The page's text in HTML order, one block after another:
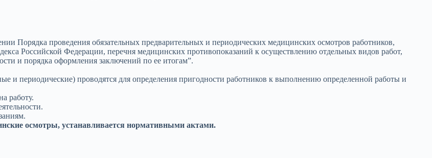
Порядка проведения обязательных предварительных и периодических медицинских осмотров работников,
Российской Федерации, перечня медицинских противопоказаний к осуществлению отдельных видов работ,
и порядка оформления заключений по ее итогам”.
и периодические) проводятся для определения пригодности работников к выполнению определенной работы и
работу.
осмотры, устанавливается нормативными актами.